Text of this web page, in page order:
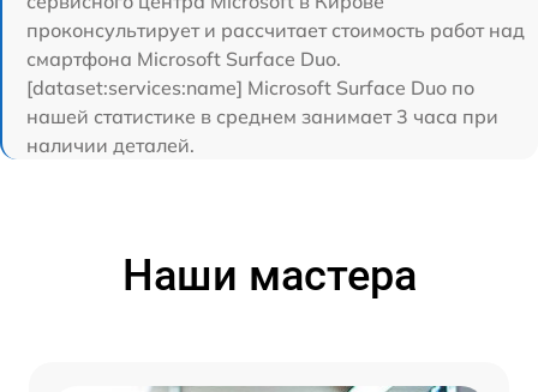
проконсультирует и рассчитает стоимость работ над
смартфона Microsoft Surface Duo.
[dataset:services:name] Microsoft Surface Duo по
нашей статистике в среднем занимает 3 часа при
наличии деталей.
Наши мастера